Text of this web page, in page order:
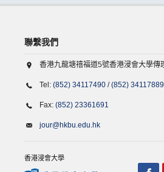
聯繫我們
香港九龍塘禧福道5號香港浸會大學傳
Tel: (852) 34117490 /(852) 34117889
Fax: (852) 23361691
jour@hkbu.edu.hk
香港浸會大學